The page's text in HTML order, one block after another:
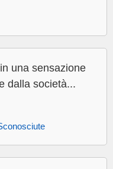
una sensazione
dalla società...